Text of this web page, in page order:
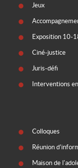
Jeux
Exposition 10-
Ciné-justice
Juris-défi
Interventions
Colloques
Réunion
Maison de